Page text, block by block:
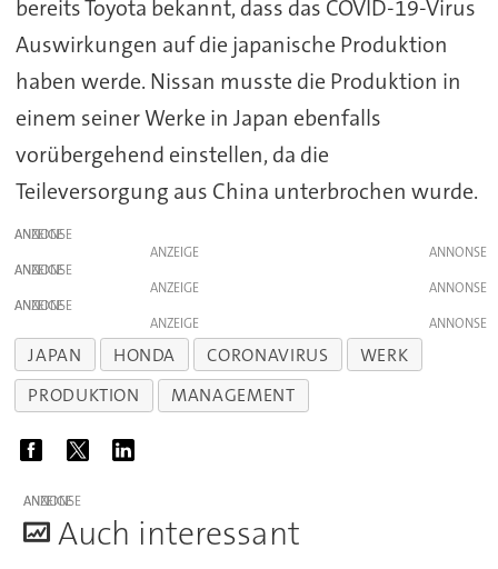
bereits Toyota bekannt, dass das COVID-19-Virus
Auswirkungen auf die japanische Produktion
haben werde. Nissan musste die Produktion in
einem seiner Werke in Japan ebenfalls
vorübergehend einstellen, da die
Teileversorgung aus China unterbrochen wurde.
ANZEIGE
ANZEIGE
ANZEIGE
ANZEIGE
ANZEIGE
ANZEIGE
JAPAN HONDA CORONAVIRUS
WERK
PRODUKTION
MANAGEMENT
ANZEIGE
Auch interessant